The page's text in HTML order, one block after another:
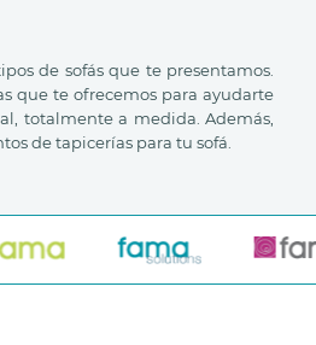
de sofás que te presentamos.
que te ofrecemos para ayudarte
totalmente a medida. Además,
de tapicerías para tu sofá.